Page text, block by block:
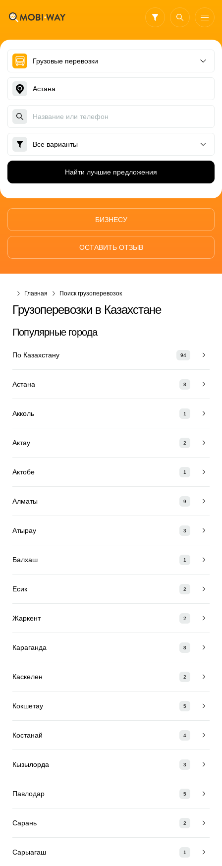
Найти лучшие предложения
БИЗНЕСУ
ОСТАВИТЬ ОТЗЫВ
Главная Поиск грузоперевозок
Грузоперевозки в Казахстане
Популярные города
По Казахстану 94
Астана 8
Акколь 1
Актау 2
Актобе 1
Алматы 9
Атырау 3
Балхаш 1
Есик 2
Жаркент 2
Караганда 8
Каскелен 2
Кокшетау 5
Костанай 4
Кызылорда 3
Павлодар 5
Сарань 2
Сарыагаш 1